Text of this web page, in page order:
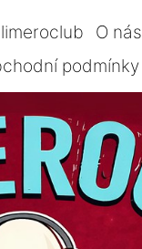
O nás
podmínky